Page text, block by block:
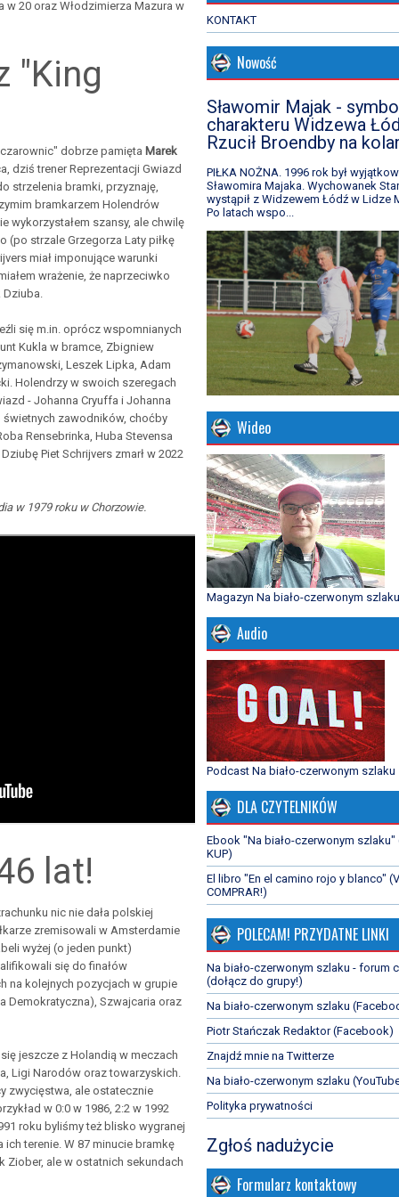
20 oraz Włodzimierza Mazura w
"King
dobrze pamięta Marek
dziś trener Reprezentacji Gwiazd
strzelenia bramki, przyznaję,
bramkarzem Holendrów
wykorzystałem szansy, ale chwilę
(po strzale Grzegorza Laty piłkę
miał imponujące warunki
wrażenie, że naprzeciwko
Dziuba.
się m.in. oprócz wspomnianych
Kukla w bramce, Zbigniew
Leszek Lipka, Adam
Holendrzy w swoich szeregach
- Johanna Cryuffa i Johanna
świetnych zawodników, choćby
Rensebrinka, Huba Stevensa
Piet Schrijvers zmarł w 2022
w 1979 roku w Chorzowie.
lat!
nic nie dała polskiej
zremisowali w Amsterdamie
wyżej (o jeden punkt)
się do finałów
na kolejnych pozycjach w grupie
Demokratyczna), Szwajcaria oraz
jeszcze z Holandią w meczach
Ligi Narodów oraz towarzyskich.
zwycięstwa, ale ostatecznie
w 0:0 w 1986, 2:2 w 1992
roku byliśmy też blisko wygranej
terenie. W 87 minucie bramkę
Ziober, ale w ostatnich sekundach
KONTAKT
Nowość
Sławomir Majak -
charakteru Widzewa
Rzucił Broendby na
PIŁKA NOŻNA. 1996 rok był
Sławomira Majaka. Wychowanek
wystąpił z Widzewem Łódź w Lidze
Po latach wspo...
Wideo
Magazyn Na biało-czerwonym szlaku
Audio
Podcast Na biało-czerwonym szlaku
DLA CZYTELNIKÓW
Ebook "Na biało-czerwonym szlaku"
KUP)
El libro "En el camino rojo y blanco"
COMPRAR!)
POLECAM! PRZYDATNE LINKI
Na biało-czerwonym szlaku - forum
(dołącz do grupy!)
Na biało-czerwonym szlaku
Piotr Stańczak Redaktor (Facebook)
Znajdź mnie na Twitterze
Na biało-czerwonym szlaku
Polityka prywatności
Zgłoś nadużycie
Formularz kontaktowy